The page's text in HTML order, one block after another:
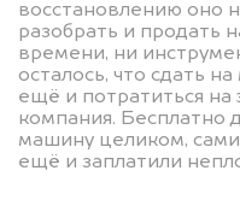
восстановлению оно
разобрать и продать
времени, ни
осталось, что сдать
ещё и потратиться на
компания. Бесплатно
машину целиком,
ещё и заплатили
Мы купим ваше
дороже,